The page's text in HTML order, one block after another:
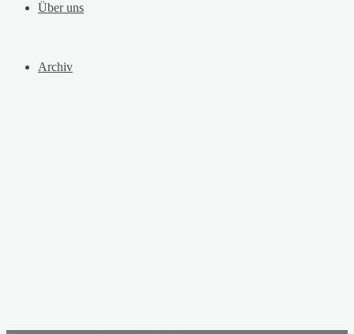
Über uns
Archiv